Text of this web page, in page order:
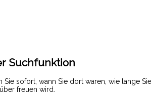
Suchfunktion
Sie sofort, wann Sie dort waren, wie lange
freuen wird.